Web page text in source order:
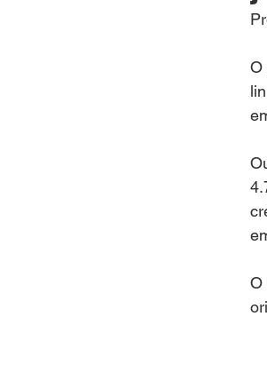
O
O